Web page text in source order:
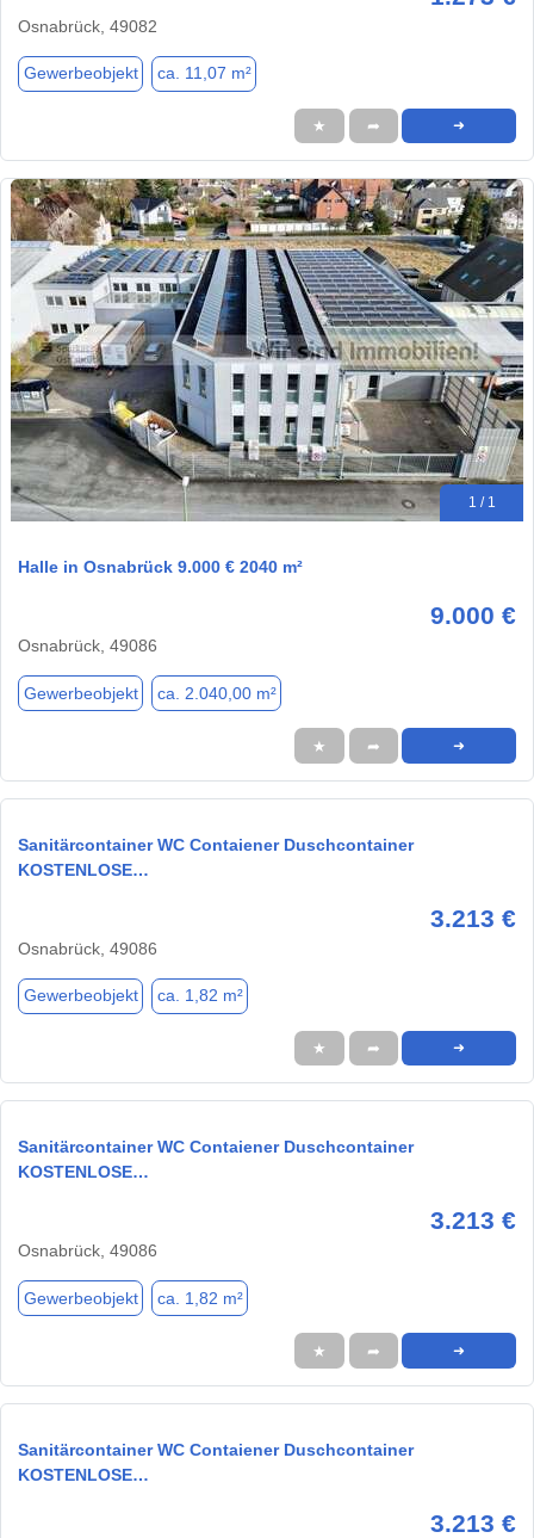
Osnabrück, 49082
Gewerbeobjekt ca. 11,07 m²
★ ➦ ➜
1 / 1
Halle in Osnabrück 9.000 € 2040 m²
9.000 €
Osnabrück, 49086
Gewerbeobjekt ca. 2.040,00 m²
★ ➦ ➜
Sanitärcontainer WC Contaiener Duschcontainer
KOSTENLOSE…
3.213 €
Osnabrück, 49086
Gewerbeobjekt ca. 1,82 m²
★ ➦ ➜
Sanitärcontainer WC Contaiener Duschcontainer
KOSTENLOSE…
3.213 €
Osnabrück, 49086
Gewerbeobjekt ca. 1,82 m²
★ ➦ ➜
Sanitärcontainer WC Contaiener Duschcontainer
KOSTENLOSE…
3.213 €